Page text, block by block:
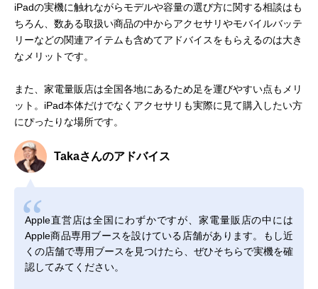
iPadの実機に触れながらモデルや容量の選び方に関する相談はも
ちろん、数ある取扱い商品の中からアクセサリやモバイルバッテ
リーなどの関連アイテムも含めてアドバイスをもらえるのは大き
なメリットです。
また、家電量販店は全国各地にあるため足を運びやすい点もメリ
ット。iPad本体だけでなくアクセサリも実際に見て購入したい方
にぴったりな場所です。
Takaさんのアドバイス
Apple直営店は全国にわずかですが、家電量販店の中には
Apple商品専用ブースを設けている店舗があります。もし近
くの店舗で専用ブースを見つけたら、ぜひそちらで実機を確
認してみてください。